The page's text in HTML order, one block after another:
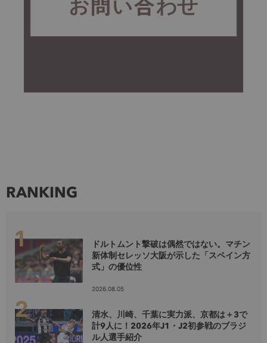
RANKING
ドルトムント撃破は偶然ではない。マチン
新体制セレッソ大阪が示した「スペイン方
式」の優位性
2026.08.05
清水、川崎、千葉に実力派、京都は＋3で
計9人に！2026年J1・J2初参戦のブラジ
ル人選手紹介